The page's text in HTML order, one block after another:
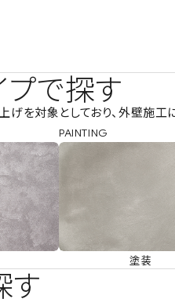
で探す
げを対象としており、外壁施工
PAINTING
塗装
す